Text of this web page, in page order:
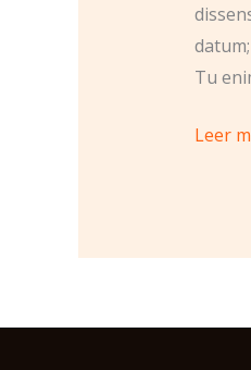
Tu
Leer